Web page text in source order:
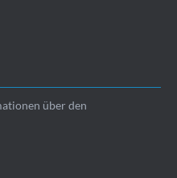
über den